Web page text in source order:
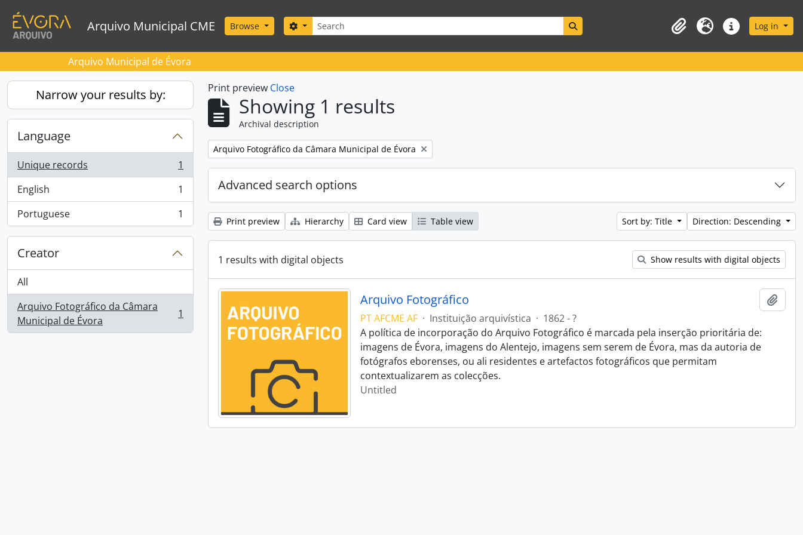
Arquivo Municipal CME Browse Search
Search options
ClipboardLanguageQuick linksLog in
Arquivo Municipal de Évora
Narrow your results by:
Language
Unique records
, 1 results
1
English
, 1 results
1
Portuguese
, 1 results 1
Creator
All
Arquivo Fotográfico da Câmara
Municipal de Évora
, 1 results 1
Print preview Close
Showing 1 results
Archival description
Remove filter:
Arquivo Fotográfico da Câmara Municipal de Évora
Advanced search options
Print preview Hierarchy Card view Table view Sort by: Title Direction: Descending
1 results with digital objects Show results with digital objects
Arquivo Fotográfico
PT AFCME AF · Instituição arquivística · 1862 - ?
A política de incorporação do Arquivo Fotográfico é marcada pela inserção prioritária de:
imagens de Évora, imagens do Alentejo, imagens sem serem de Évora, mas da autoria de
fotógrafos eborenses, ou ali residentes e artefactos fotográficos que permitam
contextualizarem as colecções.
Untitled